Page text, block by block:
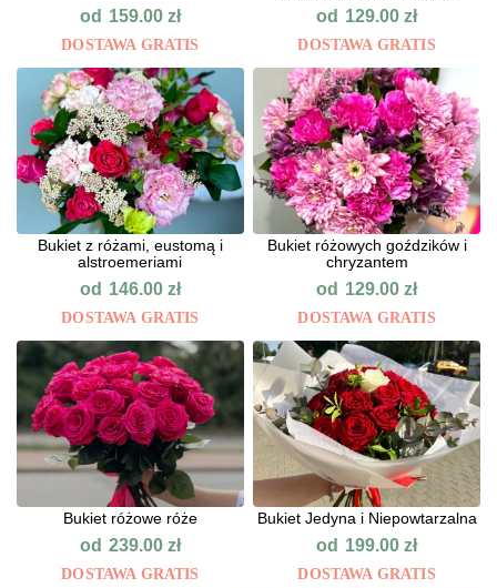
od 159.00 zł
DOSTAWA GRATIS
od 129.00zł
DOSTAWA GRATIS
Bukiet z różami, eustomą i
alstroemeriami
od 146.00 zł
DOSTAWA GRATIS
Bukiet różowych goździków i
chryzantem
od 129.00zł
DOSTAWA GRATIS
Bukiet różowe róże
od 239.00 zł
DOSTAWA GRATIS
Bukiet Jedyna i Niepowtarzalna
od 199.00zł
DOSTAWA GRATIS